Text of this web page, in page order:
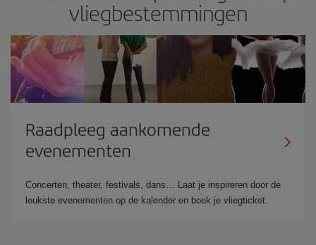
vliegbestemmingen
Raadpleeg aankomende
evenementen
Concerten, theater, festivals, dans… Laat je inspireren door de
leukste evenementen op de kalender en boek je vliegticket.